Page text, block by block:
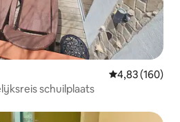
Gemiddelde
4,83 (160)
schuilplaats